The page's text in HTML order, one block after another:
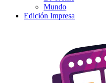
Mundo
Edición Impresa